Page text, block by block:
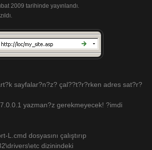
2009 tarihinde yayınlandı.
sayfalar?n?z? çal??t?r?rken adres sat?r?
yazman?z gerekmeyecek! ?imdi
L.cmd dosyasını çalıştırıp
dizinindeki